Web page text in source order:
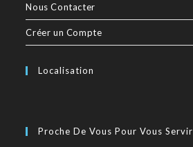
Nous Contacter
Créer un Compte
Localisation
Proche De Vous Pour Vous Servir